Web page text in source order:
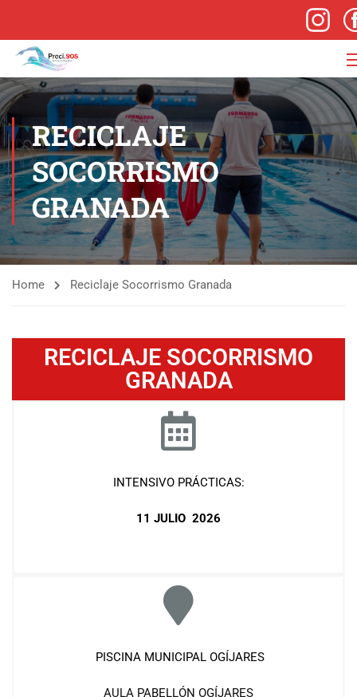
RECICLAJE
SOCORRISMO
GRANADA
Home Reciclaje Socorrismo Granada
RECICLAJE SOCORRISMO
GRANADA
INTENSIVO PRÁCTICAS:
11 JULIO 2026
PISCINA MUNICIPAL OGÍJARES
AULA PABELLÓN OGÍJARES